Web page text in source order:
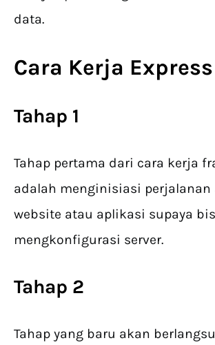
data.
Cara Kerja Express
Tahap 1
Tahap pertama dari cara kerja
adalah menginisiasi perjalanan
website atau aplikasi supaya
mengkonfigurasi server.
Tahap 2
Tahap yang baru akan